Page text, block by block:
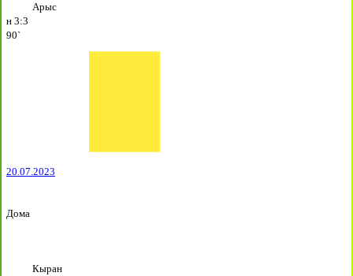
Арыс
н 3:3
90`
20.07.2023
Дома
Кыран